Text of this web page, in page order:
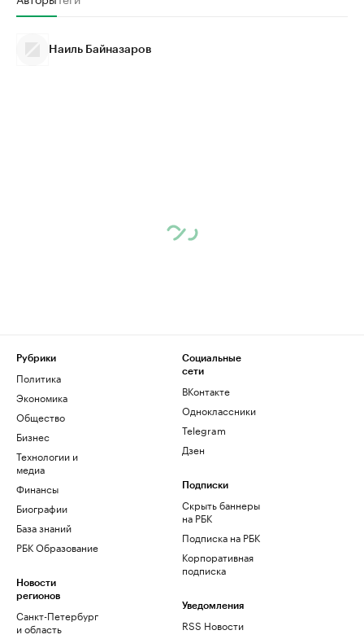
Наиль Байназаров
Рубрики
Политика
Экономика
Общество
Бизнес
Технологии и
медиа
Финансы
Биографии
База знаний
РБК Образование
Новости
регионов
Санкт-Петербург
и область
Социальные
сети
ВКонтакте
Одноклассники
Telegram
Дзен
Подписки
Скрыть баннеры
на РБК
Подписка на РБК
Корпоративная
подписка
Уведомления
RSS Новости